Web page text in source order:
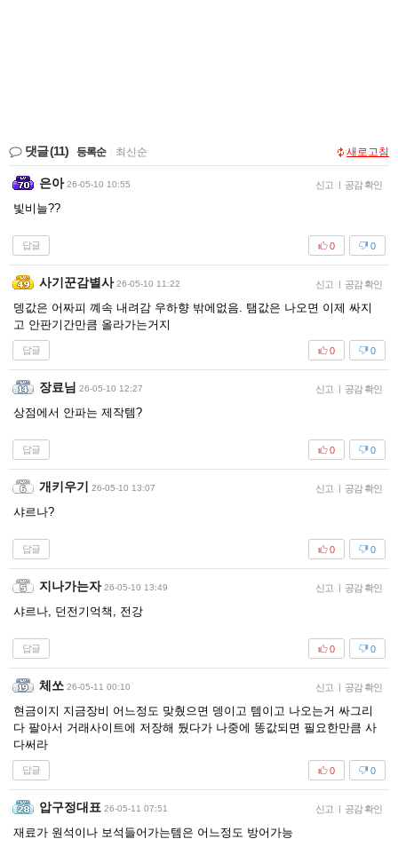
댓글(11) 등록순 최신순 새로고침
은아 26-05-10 10:55 신고 | 공감 확인
빛비늘??
답글 0
0
사기꾼감별사 26-05-10 11:22 신고 | 공감 확인
뎅값은 어짜피 꼐속 내려감 우하향 밖에없음. 탬값은 나오면 이제 싸지
고 안판기간만큼 올라가는거지
답글 0
0
장료님 26-05-10 12:27 신고 | 공감 확인
상점에서 안파는 제작템?
답글 0
0
개키우기 26-05-10 13:07 신고 | 공감 확인
샤르나?
답글 0
0
지나가는자 26-05-10 13:49 신고 | 공감 확인
샤르나, 던전기억책, 전강
답글 0
0
체쏘 26-05-11 00:10 신고 | 공감 확인
현금이지 지금장비 어느정도 맞췄으면 뎅이고 템이고 나오는거 싸그리
다 팔아서 거래사이트에 저장해 뒀다가 나중에 똥값되면 필요한만큼 사
다써라
답글 0
0
압구정대표 26-05-11 07:51 신고 | 공감 확인
재료가 원석이나 보석들어가는템은 어느정도 방어가능